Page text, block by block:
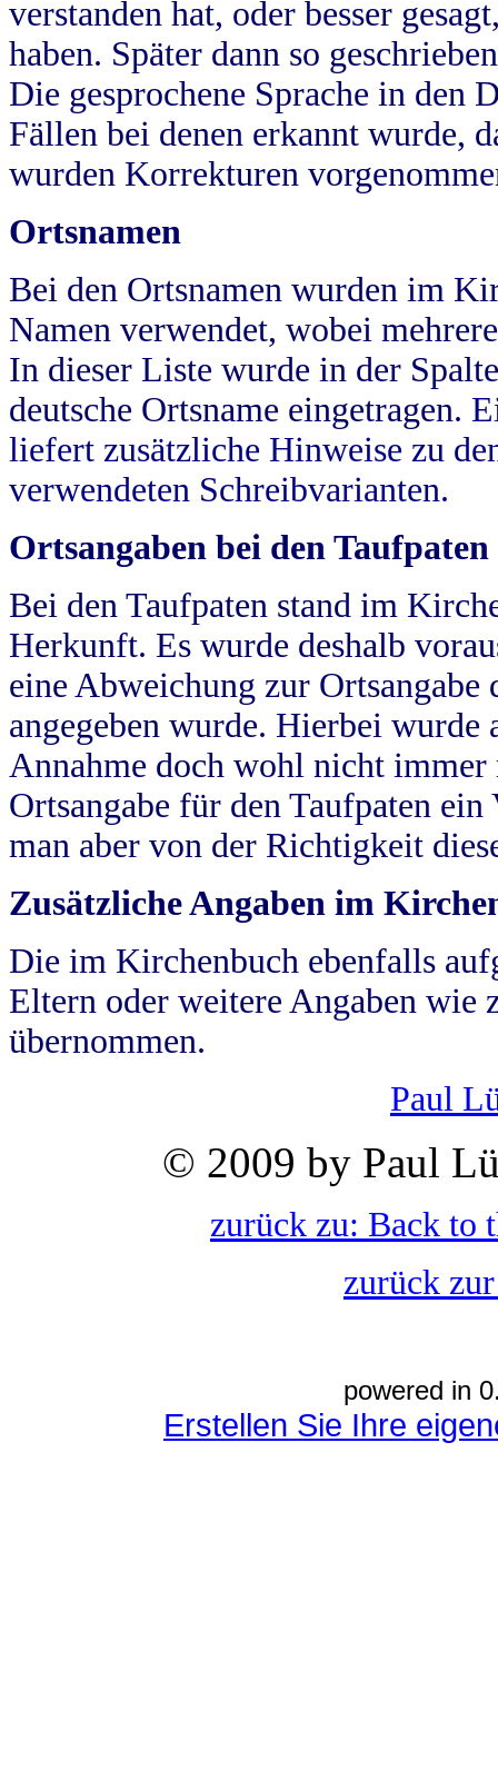
verstanden hat, oder besser
haben. Später dann so
Die gesprochene Sprache in
Fällen bei denen erkannt wurde,
wurden Korrekturen
Ortsnamen
Bei den Ortsnamen wurden im
Namen verwendet, wobei
In dieser Liste wurde in der
deutsche Ortsname eingetragen.
liefert zusätzliche Hinweise zu
verwendeten Schreibvarianten.
Ortsangaben bei den Taufpaten
Bei den Taufpaten stand im
Herkunft. Es wurde deshalb
eine Abweichung zur
angegeben wurde. Hierbei wurde
Annahme doch wohl nicht
Ortsangabe für den Taufpaten
man aber von der Richtigkeit
Zusätzliche Angaben im
Die im Kirchenbuch ebenfalls
Eltern oder weitere Angaben wie
übernommen.
Paul
© 2009 by Paul
zurück zu: Back to
zurück
powered in
Erstellen Sie Ihre